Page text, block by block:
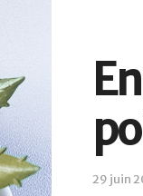
29 juin